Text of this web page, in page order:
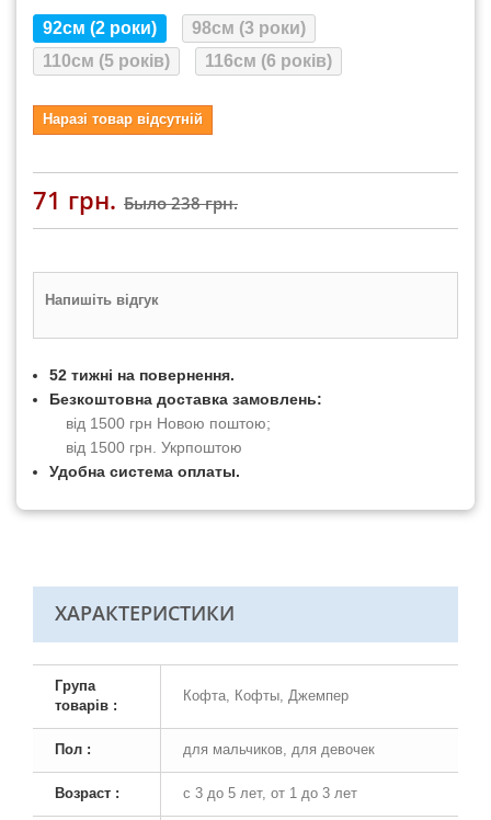
92см (2 роки)
98см (3 роки)
110см (5 років)
116см (6 років)
Наразі товар відсутній
71 грн. Было238 грн.
Напишіть відгук
52 тижні на повернення.
Безкоштовна доставка замовлень:
від 1500 грн Новою поштою;
від 1500 грн. Укрпоштою
Удобна система оплаты.
ХАРАКТЕРИСТИКИ
Група
товарів :
Кофта, Кофты, Джемпер
Пол : для мальчиков, для девочек
Возраст : с 3 до 5 лет, от 1 до 3 лет